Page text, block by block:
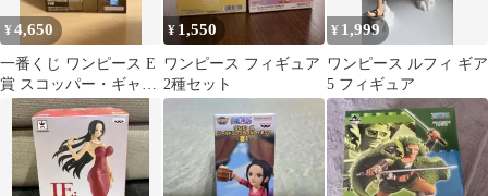
¥4,650
一番くじ ワンピース E
賞 スコッパー・ギャバ
ン フィギュア
¥ 1,550
ワンピース フィギュア
2種セット
¥ 1,999
ワンピース ルフィ ギア
5 フィギュア